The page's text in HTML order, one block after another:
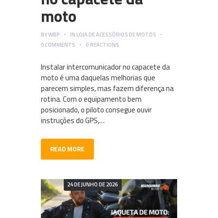
moto
BYWBP IN LOJA DE ACESSÓRIOS DE MOTOS
0COMMENTS 0 REACTIONS
Instalar intercomunicador no capacete da
moto é uma daquelas melhorias que
parecem simples, mas fazem diferença na
rotina. Com o equipamento bem
posicionado, o piloto consegue ouvir
instruções do GPS,…
READ MORE
24 DE JUNHO DE 2026